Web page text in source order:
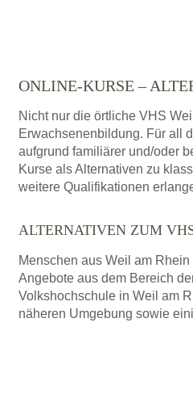
ONLINE-KURSE –
Nicht nur die örtliche VHS
Erwachsenenbildung. Für all
aufgrund familiärer und/oder
Kurse als Alternativen zu
weitere Qualifikationen
ALTERNATIVEN ZUM
Menschen aus Weil am
Angebote aus dem Bereich
Volkshochschule in Weil am
näheren Umgebung sowie